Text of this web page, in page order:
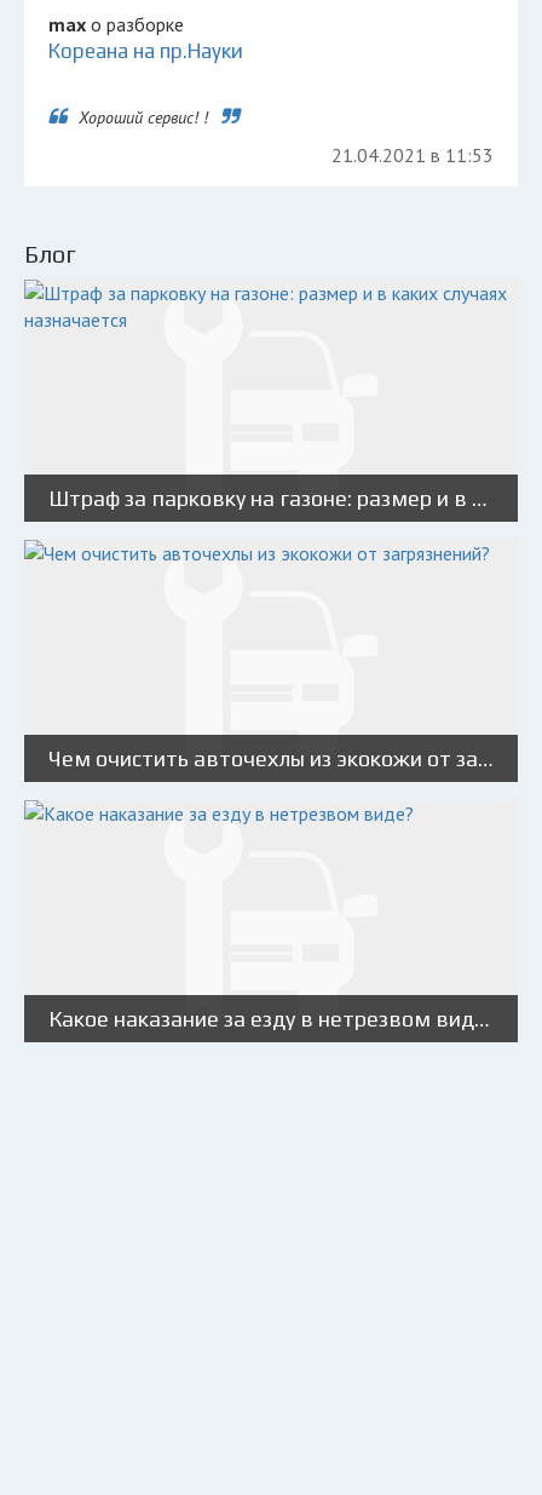
max о разборке
Кореана на пр.Науки
Хороший сервис! !
21.04.2021 в 11:53
Блог
Штраф за парковку на газоне: размер и в каких случаях назначается
Чем очистить авточехлы из экокожи от загрязнений?
Какое наказание за езду в нетрезвом виде?